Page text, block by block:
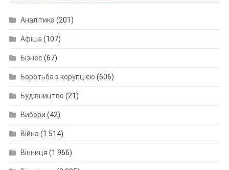
Аналітика(201)
Афіша(107)
Бізнес (67)
Боротьба з корупцією (606)
Будівництво (21)
Вибори (42)
Війна(1 514)
Вінниця (1 966)